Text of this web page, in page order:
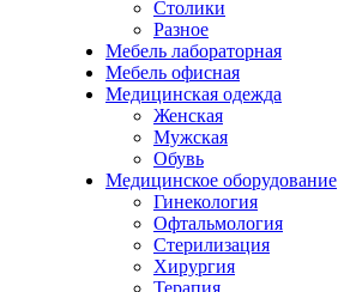
Столики
Разное
Мебель лабораторная
Мебель офисная
Медицинская одежда
Женская
Мужская
Обувь
Медицинское оборудование
Гинекология
Офтальмология
Стерилизация
Хирургия